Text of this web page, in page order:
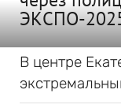
ЭКСПО-
В центре